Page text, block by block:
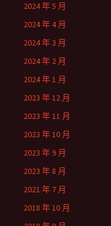
2024 年 5 月
2024 年 4 月
2024 年 3 月
2024 年 2 月
2024 年 1 月
2023 年 12 月
2023 年 11 月
2023 年 10 月
2023 年 9 月
2023 年 8 月
2021 年 7 月
2018 年 10 月